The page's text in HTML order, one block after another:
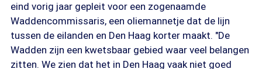
eind vorig jaar gepleit voor een zogenaamde
Waddencommissaris, een oliemannetje dat de lijn
tussen de eilanden en Den Haag korter maakt. "De
Wadden zijn een kwetsbaar gebied waar veel belangen
zitten. We zien dat het in Den Haag vaak niet goed